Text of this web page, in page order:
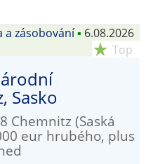
a zásobování▪ 6.08.2026
star_rate Top
Sasko
Chemnitz (Saská
eur hrubého, plus